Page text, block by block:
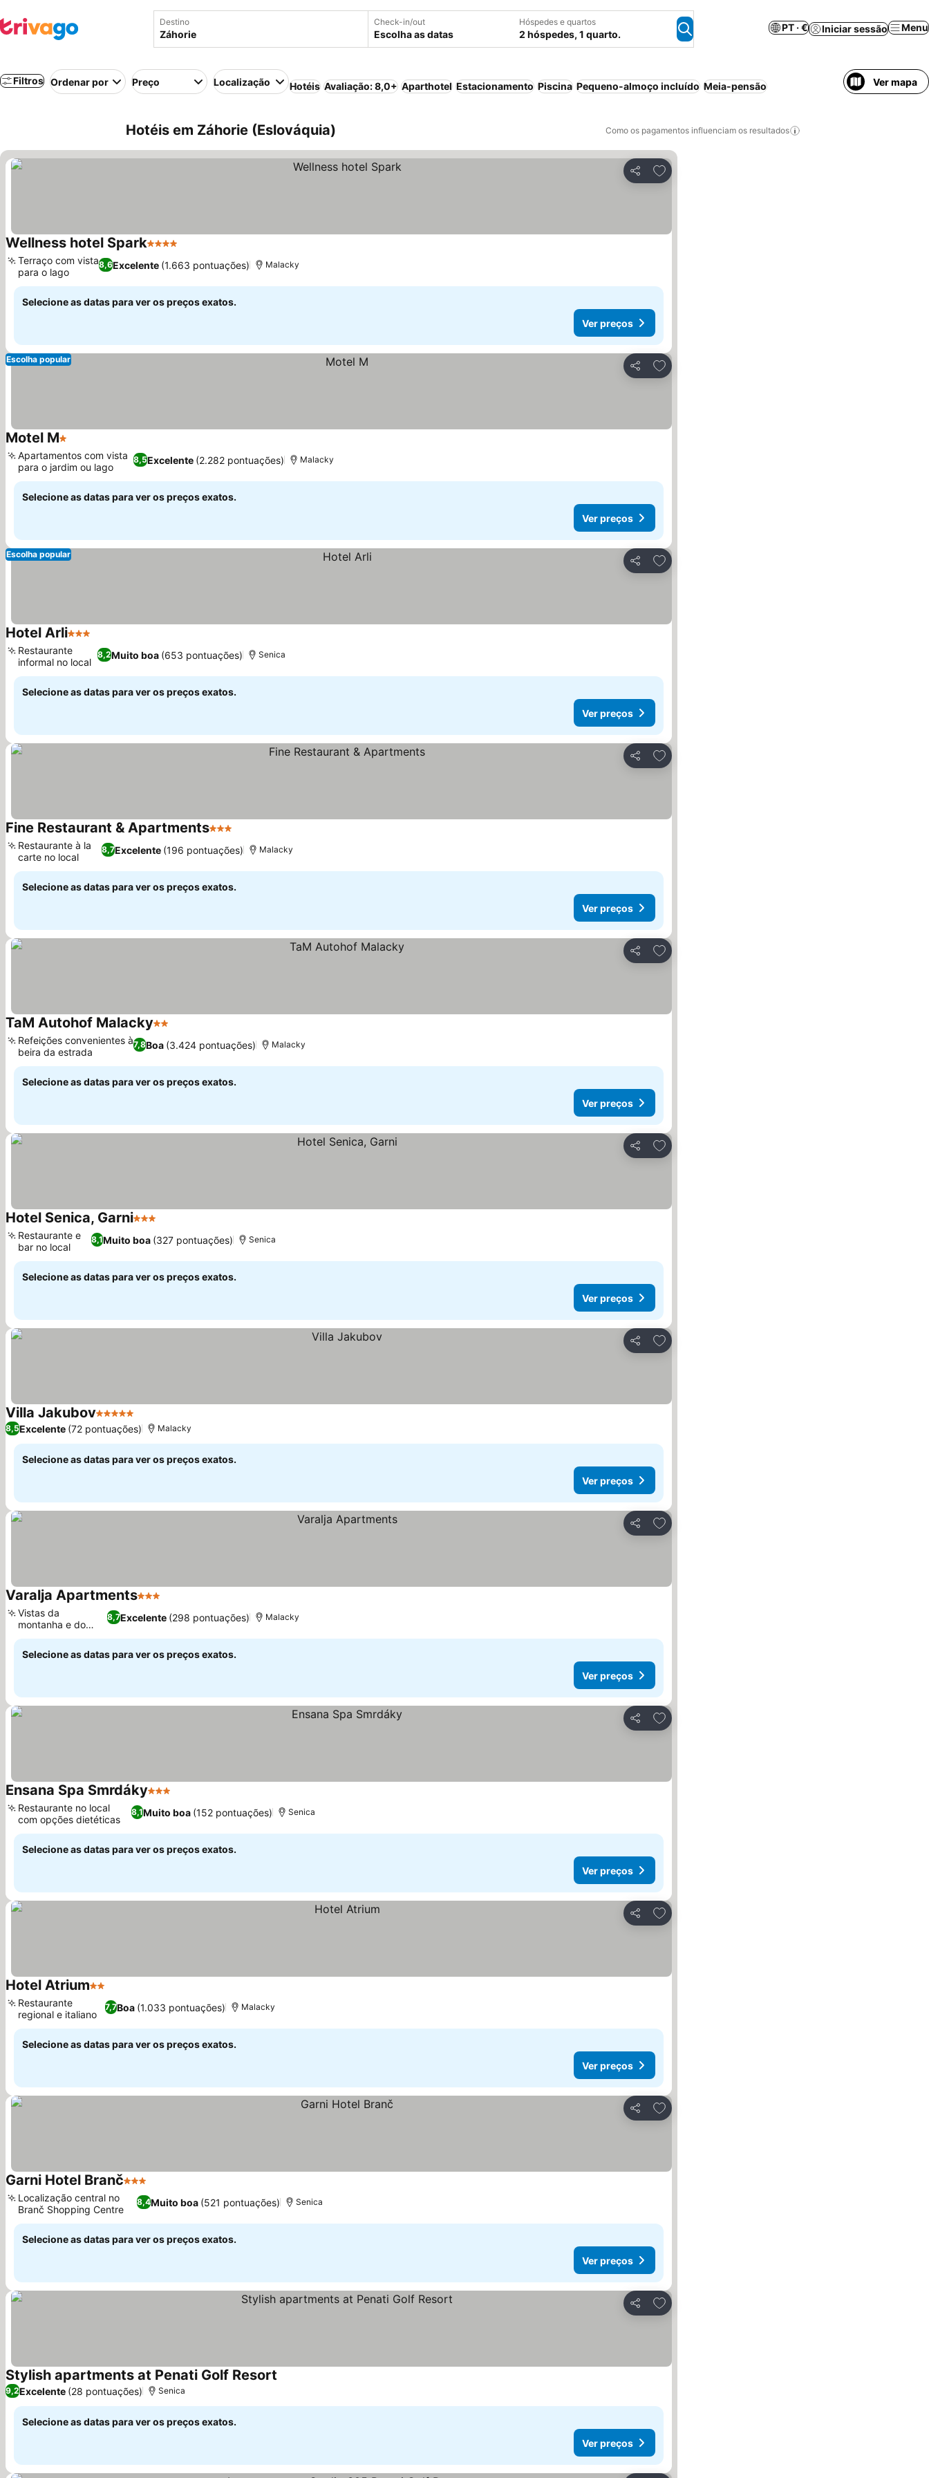
Destino Check-in/out
Escolha as datas
Hóspedes e quartos
2 hóspedes, 1 quarto.
PT · € Iniciar sessão Menu
Filtros Ordenar por Preço Localização Hotéis Avaliação: 8,0+ Aparthotel Estacionamento Piscina Pequeno-almoço incluído Meia-pensão Ver mapa
Hotéis em Záhorie (Eslováquia) Como os pagamentos influenciam os resultados
Partilhar
Adicionar aos favoritos
Wellness hotel Spark4 Estrelas
8,6Excelente (1.663 pontuações)
Terraço com vista
para o lago
Malacky
Selecione as datas para ver os preços exatos.
Ver preços
Partilhar
Adicionar aos favoritos
Escolha popular
Motel M1 Estrelas
8,5Excelente (2.282 pontuações)
Apartamentos com vista
para o jardim ou lago
Malacky
Selecione as datas para ver os preços exatos.
Ver preços
Partilhar
Adicionar aos favoritos
Escolha popular
Hotel Arli3 Estrelas
8,2Muito boa (653 pontuações)
Restaurante
informal no local
Senica
Selecione as datas para ver os preços exatos.
Ver preços
Partilhar
Adicionar aos favoritos
Fine Restaurant & Apartments3 Estrelas
8,7Excelente (196 pontuações)
Restaurante à la
carte no local
Malacky
Selecione as datas para ver os preços exatos.
Ver preços
Partilhar
Adicionar aos favoritos
TaM Autohof Malacky2 Estrelas
7,8Boa (3.424 pontuações)
Refeições convenientes à
beira da estrada
Malacky
Selecione as datas para ver os preços exatos.
Ver preços
Partilhar
Adicionar aos favoritos
Hotel Senica, Garni3 Estrelas
8,1Muito boa (327 pontuações)
Restaurante e
bar no local
Senica
Selecione as datas para ver os preços exatos.
Ver preços
Partilhar
Adicionar aos favoritos
Villa Jakubov5 Estrelas Ver preços
8,5Excelente (72 pontuações) Malacky
Selecione as datas para ver os preços exatos.
Ver preços
Partilhar
Adicionar aos favoritos
Varalja Apartments3 Estrelas
8,7Excelente (298 pontuações)
Vistas da
montanha e do
castelo
Malacky
Selecione as datas para ver os preços exatos.
Ver preços
Partilhar
Adicionar aos favoritos
Ensana Spa Smrdáky3 Estrelas
8,1Muito boa (152 pontuações)
Restaurante no local
com opções dietéticas
Senica
Selecione as datas para ver os preços exatos.
Ver preços
Partilhar
Adicionar aos favoritos
Hotel Atrium2 Estrelas
7,7Boa (1.033 pontuações)
Restaurante
regional e italiano
Malacky
Selecione as datas para ver os preços exatos.
Ver preços
Partilhar
Adicionar aos favoritos
Garni Hotel Branč3 Estrelas
8,4Muito boa (521 pontuações)
Localização central no
Branč Shopping Centre
Senica
Selecione as datas para ver os preços exatos.
Ver preços
Partilhar
Adicionar aos favoritos
Stylish apartments at Penati Golf Resort
9,2Excelente (28 pontuações) Senica
Selecione as datas para ver os preços exatos.
Ver preços